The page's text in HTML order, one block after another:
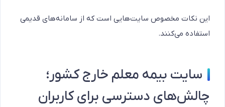
این نکات مخصوص سایت‌هایی است که از سامانه‌های قدیمی
استفاده می‌کنند.
سایت بیمه معلم خارج کشور؛
چالش‌های دسترسی برای کاربران